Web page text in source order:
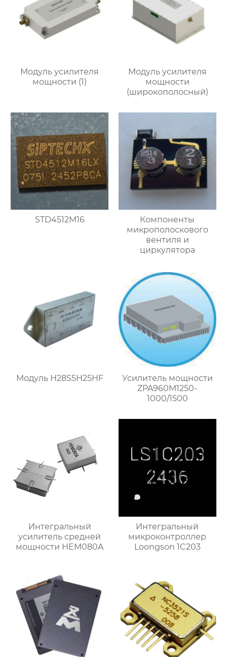
Модуль усилителя
мощности (1)
Модуль усилителя
мощности
(широкополосный)
STD4512M16
Компоненты
микрополоскового
вентиля и
циркулятора
Модуль H28S5H25HF
Усилитель мощности
ZPA960M1250-
1000/1500
Интегральный
усилитель средней
мощности HEM080A
Интегральный
микроконтроллер
Loongson 1C203